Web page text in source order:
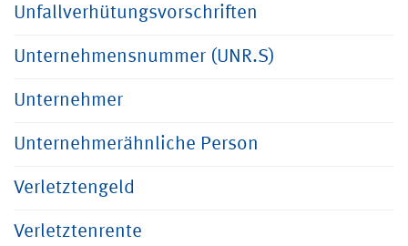
Unfallverhütungsvorschriften
Unternehmensnummer (UNR.S)
Unternehmer
Unternehmerähnliche Person
Verletztengeld
Verletztenrente